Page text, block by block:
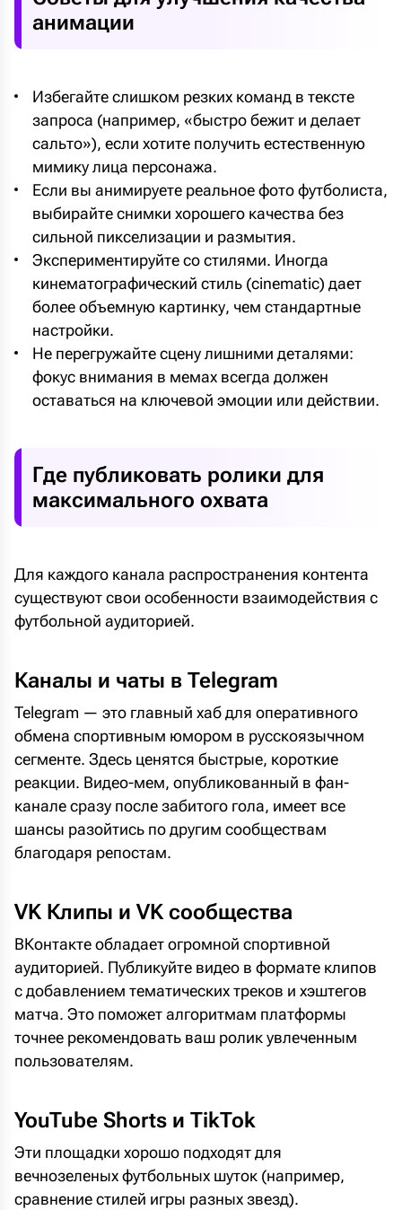
анимации
Избегайте слишком резких команд в тексте
запроса (например, «быстро бежит и делает
сальто»), если хотите получить естественную
мимику лица персонажа.
Если вы анимируете реальное фото футболиста,
выбирайте снимки хорошего качества без
сильной пикселизации и размытия.
Экспериментируйте со стилями. Иногда
кинематографический стиль (cinematic) дает
более объемную картинку, чем стандартные
настройки.
Не перегружайте сцену лишними деталями:
фокус внимания в мемах всегда должен
оставаться на ключевой эмоции или действии.
Где публиковать ролики для
максимального охвата
Для каждого канала распространения контента
существуют свои особенности взаимодействия с
футбольной аудиторией.
Каналы и чаты в Telegram
Telegram — это главный хаб для оперативного
обмена спортивным юмором в русскоязычном
сегменте. Здесь ценятся быстрые, короткие
реакции. Видео-мем, опубликованный в фан-
канале сразу после забитого гола, имеет все
шансы разойтись по другим сообществам
благодаря репостам.
VK Клипы и VK сообщества
ВКонтакте обладает огромной спортивной
аудиторией. Публикуйте видео в формате клипов
с добавлением тематических треков и хэштегов
матча. Это поможет алгоритмам платформы
точнее рекомендовать ваш ролик увлеченным
пользователям.
YouTube Shorts и TikTok
Эти площадки хорошо подходят для
вечнозеленых футбольных шуток (например,
сравнение стилей игры разных звезд).